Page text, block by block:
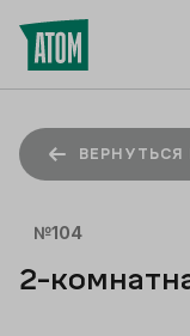
№104
2-